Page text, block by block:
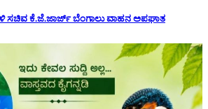
ಸಚಿವ ಕೆ.ಜೆ.ಜಾರ್ಜ್ ಬೆಂಗಾಲು ವಾಹನ ಅಪಘಾತ